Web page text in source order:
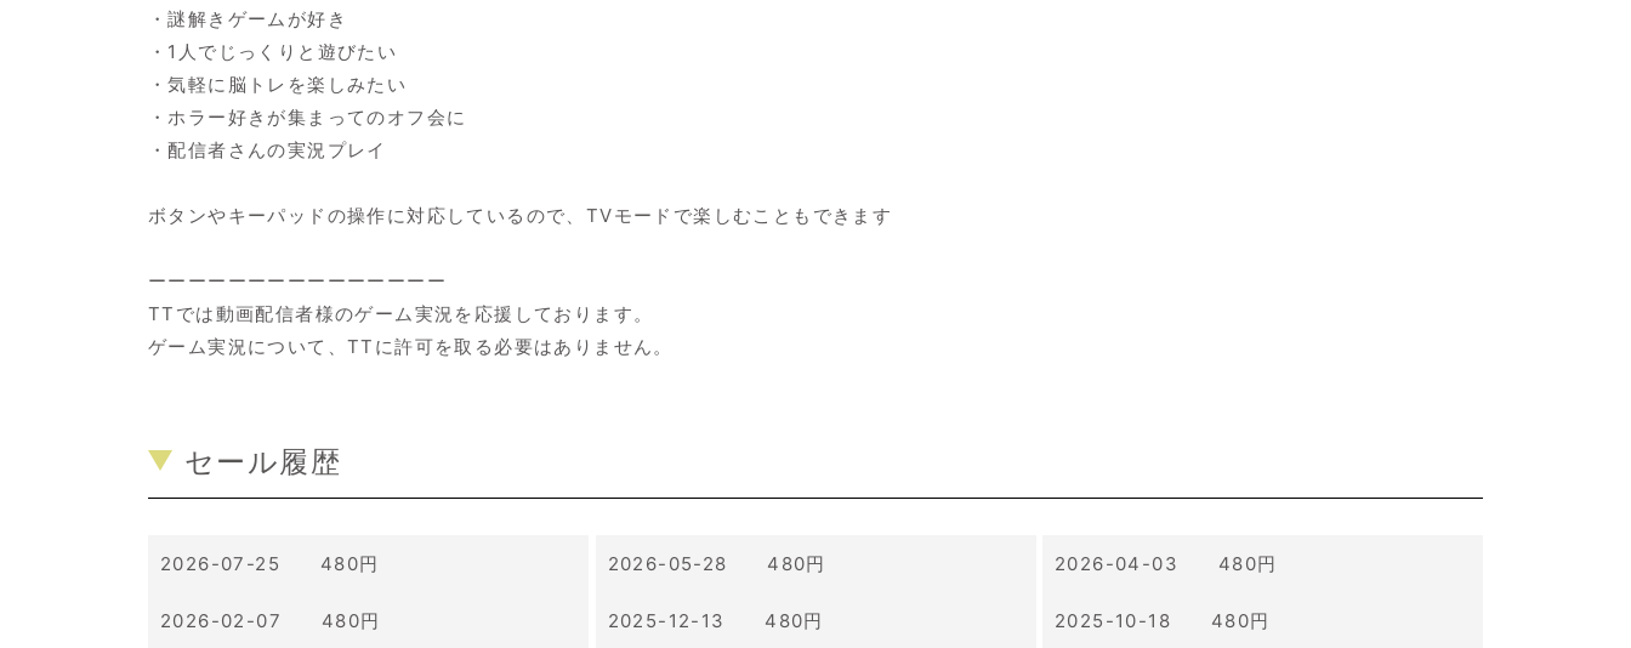
・謎解きゲームが好き
・1人でじっくりと遊びたい
・気軽に脳トレを楽しみたい
・ホラー好きが集まってのオフ会に
・配信者さんの実況プレイ
ボタンやキーパッドの操作に対応しているので、TVモードで楽しむこともできます
ーーーーーーーーーーーーーーー
TTでは動画配信者様のゲーム実況を応援しております。
ゲーム実況について、TTに許可を取る必要はありません。
セール履歴
2026-07-25 480円 2026-05-28 480円 2026-04-03 480円
2026-02-07 480円 2025-12-13 480円 2025-10-18 480円